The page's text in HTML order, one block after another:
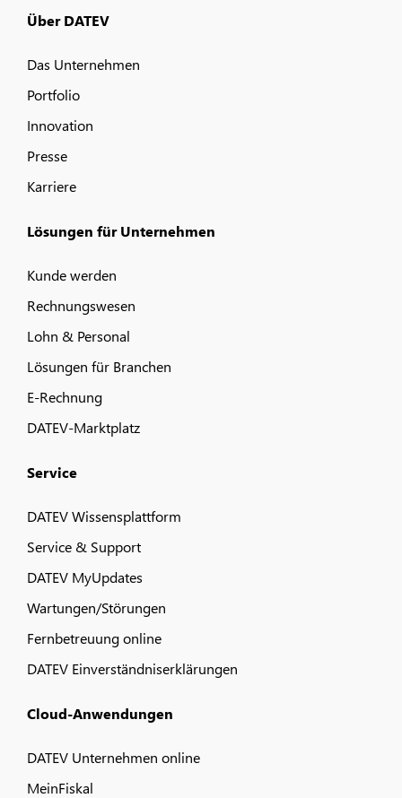
Über DATEV
Das Unternehmen
Portfolio
Innovation
Presse
Karriere
Lösungen für Unternehmen
Kunde werden
Rechnungswesen
Lohn & Personal
Lösungen für Branchen
E-Rechnung
DATEV-Marktplatz
Service
DATEV Wissensplattform
Service & Support
DATEV MyUpdates
Wartungen/Störungen
Fernbetreuung online
DATEV Einverständniserklärungen
Cloud-Anwendungen
DATEV Unternehmen online
MeinFiskal